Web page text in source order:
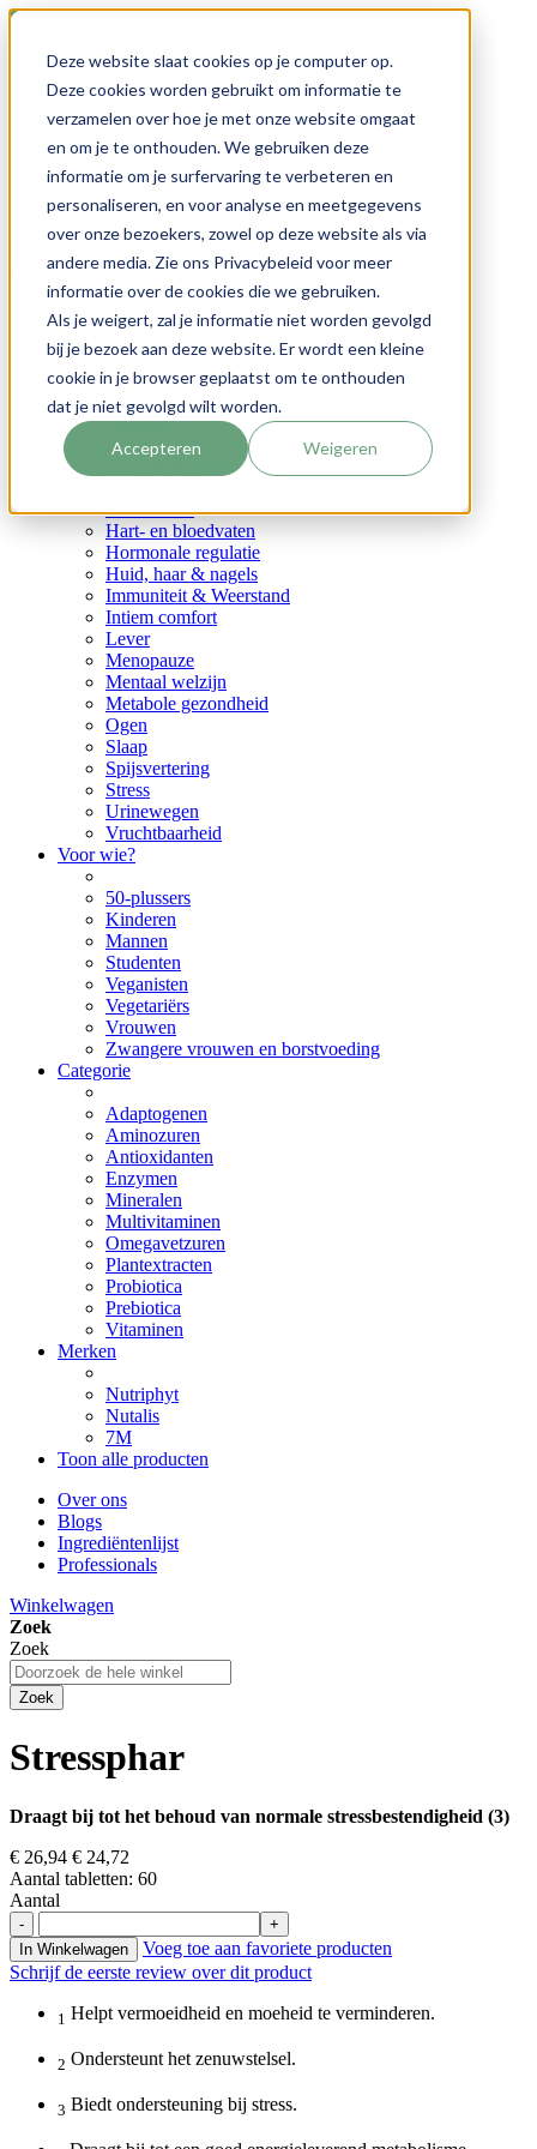
Deze website slaat cookies op je computer op.
Deze cookies worden gebruikt om informatie te
verzamelen over hoe je met onze website omgaat
en om je te onthouden. We gebruiken deze
informatie om je surfervaring te verbeteren en
personaliseren, en voor analyse en meetgegevens
over onze bezoekers, zowel op deze website als via
andere media. Zie ons Privacybeleid voor meer
informatie over de cookies die we gebruiken.
Als je weigert, zal je informatie niet worden gevolgd
bij je bezoek aan deze website. Er wordt een kleine
cookie in je browser geplaatst om te onthouden
dat je niet gevolgd wilt worden.
Accepteren Weigeren
Inloggen
Klantenservice
Account
Ga naar de inhoud
Ga naar Nutriphyt voor professionals
Toggle Nav
Menu
Onze producten
Bloedsuikerspiegel
Cholesterol
Darmen
Detox
Energie & Vitaliteit
Gewrichten
Hart- en bloedvaten
Hormonale regulatie
Huid, haar & nagels
Immuniteit & Weerstand
Intiem comfort
Lever
Menopauze
Mentaal welzijn
Metabole gezondheid
Ogen
Slaap
Spijsvertering
Stress
Urinewegen
Vruchtbaarheid
Voor wie?
50-plussers
Kinderen
Mannen
Studenten
Veganisten
Vegetariërs
Vrouwen
Zwangere vrouwen en borstvoeding
Categorie
Adaptogenen
Aminozuren
Antioxidanten
Enzymen
Mineralen
Multivitaminen
Omegavetzuren
Plantextracten
Probiotica
Prebiotica
Vitaminen
Merken
Nutriphyt
Nutalis
7M
Toon alle producten
Over ons
Blogs
Ingrediëntenlijst
Professionals
Winkelwagen
Zoek
Zoek
Zoek
Stressphar
Draagt bij tot het behoud van normale stressbestendigheid (3)
€ 26,94 € 24,72
Aantal tabletten: 60
Aantal
-
+
In Winkelwagen
Voeg toe aan favoriete producten
Schrijf de eerste review over dit product
1 Helpt vermoeidheid en moeheid te verminderen.
2 Ondersteunt het zenuwstelsel.
3 Biedt ondersteuning bij stress.